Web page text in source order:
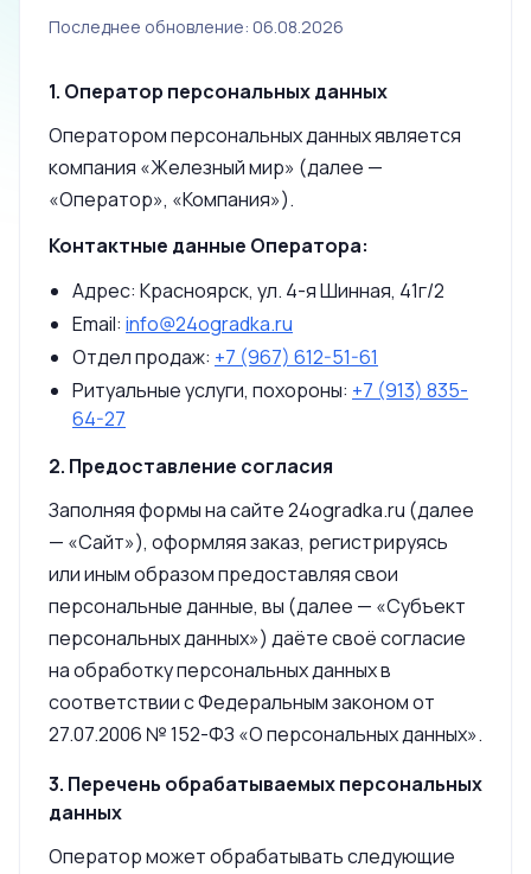
Последнее обновление: 06.08.2026
1. Оператор персональных данных
Оператором персональных данных является
компания «Железный мир» (далее —
«Оператор», «Компания»).
Контактные данные Оператора:
Адрес: Красноярск, ул. 4-я Шинная, 41г/2
Email: info@24ogradka.ru
Отдел продаж: +7 (967) 612-51-61
Ритуальные услуги, похороны: +7 (913) 835-
64-27
2. Предоставление согласия
Заполняя формы на сайте 24ogradka.ru (далее
— «Сайт»), оформляя заказ, регистрируясь
или иным образом предоставляя свои
персональные данные, вы (далее — «Субъект
персональных данных») даёте своё согласие
на обработку персональных данных в
соответствии с Федеральным законом от
27.07.2006 № 152-ФЗ «О персональных данных».
3. Перечень обрабатываемых персональных
данных
Оператор может обрабатывать следующие